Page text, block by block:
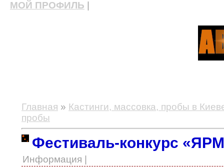
МОЙ ПРОФИЛЬ
Главная » Кастинги, массовка, пробы в
пробы
Фестиваль-конкурс
Информация |